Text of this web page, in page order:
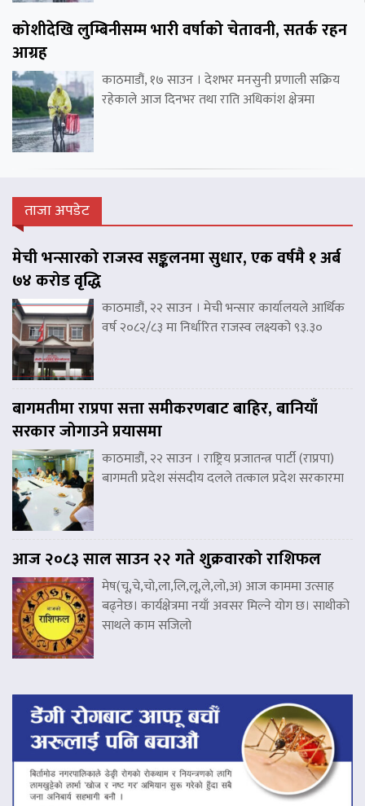
कोशीदेखि लुम्बिनीसम्म भारी वर्षाको चेतावनी, सतर्क रहन
आग्रह
काठमाडौं, १७ साउन । देशभर मनसुनी प्रणाली सक्रिय
रहेकाले आज दिनभर तथा राति अधिकांश क्षेत्रमा
ताजा अपडेट
मेची भन्सारको राजस्व सङ्कलनमा सुधार, एक वर्षमै १ अर्ब
७४ करोड वृद्धि
काठमाडौं, २२ साउन । मेची भन्सार कार्यालयले आर्थिक
वर्ष २०८२/८३ मा निर्धारित राजस्व लक्ष्यको ९३.३०
बागमतीमा राप्रपा सत्ता समीकरणबाट बाहिर, बानियाँ
सरकार जोगाउने प्रयासमा
काठमाडौं, २२ साउन । राष्ट्रिय प्रजातन्त्र पार्टी (राप्रपा)
बागमती प्रदेश संसदीय दलले तत्काल प्रदेश सरकारमा
आज २०८३ साल साउन २२ गते शुक्रवारको राशिफल
मेष(चू,चे,चो,ला,लि,लू,ले,लो,अ) आज काममा उत्साह
बढ्नेछ। कार्यक्षेत्रमा नयाँ अवसर मिल्ने योग छ। साथीको
साथले काम सजिलो